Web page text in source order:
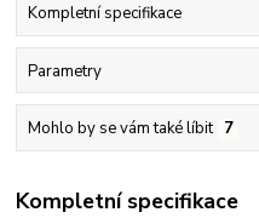
Kompletní specifikace
Parametry
Mohlo by se vám také líbit 7
Kompletní specifikace